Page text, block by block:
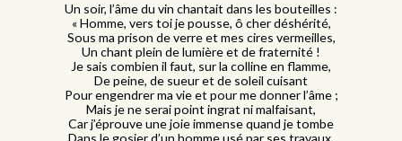
Un soir, l’âme du vin chantait dans les bouteilles :
« Homme, vers toi je pousse, ô cher déshérité,
Sous ma prison de verre et mes cires vermeilles,
Un chant plein de lumière et de fraternité !
Je sais combien il faut, sur la colline en flamme,
De peine, de sueur et de soleil cuisant
Pour engendrer ma vie et pour me donner l’âme ;
Mais je ne serai point ingrat ni malfaisant,
Car j’éprouve une joie immense quand je tombe